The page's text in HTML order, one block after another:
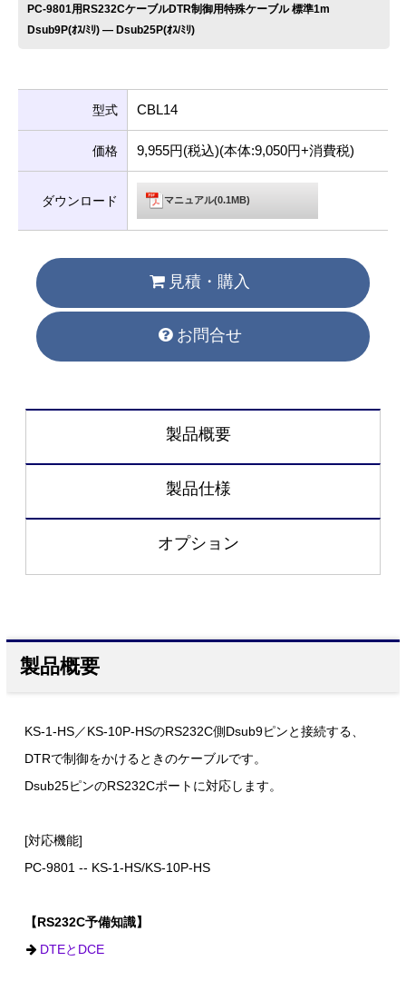
PC-9801用RS232CケーブルDTR制御用特殊ケーブル 標準1m
Dsub9P(ｵｽ/ﾐﾘ) ― Dsub25P(ｵｽ/ﾐﾘ)
型式 CBL14
価格 9,955円(税込)(本体:9,050円+消費税)
ダウンロード マニュアル(0.1MB)
見積・購入
お問合せ
製品概要
製品仕様
オプション
製品概要
KS-1-HS／KS-10P-HSのRS232C側Dsub9ピンと接続する、
DTRで制御をかけるときのケーブルです。
Dsub25ピンのRS232Cポートに対応します。
[対応機能]
PC-9801 -- KS-1-HS/KS-10P-HS
【RS232C予備知識】
DTEとDCE